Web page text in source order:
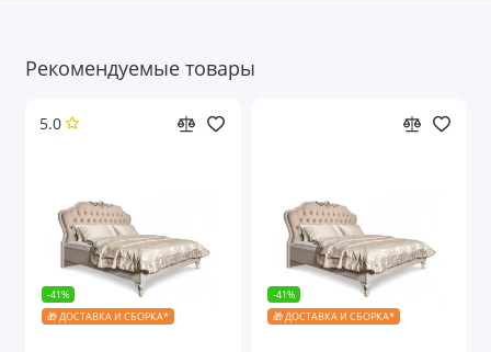
Рекомендуемые товары
5.0
-41%
🎁 ДОСТАВКА И СБОРКА*
-41%
🎁 ДОСТАВКА И СБОРКА*